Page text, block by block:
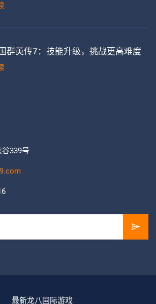
群英传7：技能升级，挑战更高难度
339号
最新龙八国际游戏